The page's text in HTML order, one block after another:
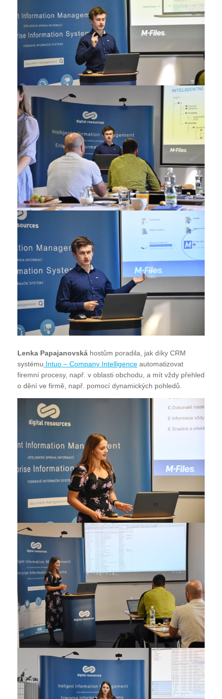
Lenka Papajanovská hostům poradila, jak díky CRM
systému Intuo – Company Intelligence automatizovat
firemní procesy, např. v oblasti obchodu, a mít vždy přehled
o dění ve firmě, např. pomocí dynamických pohledů.